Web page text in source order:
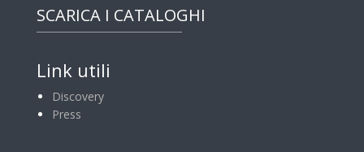
SCARICA I CATALOGHI
Link utili
Discovery
Press